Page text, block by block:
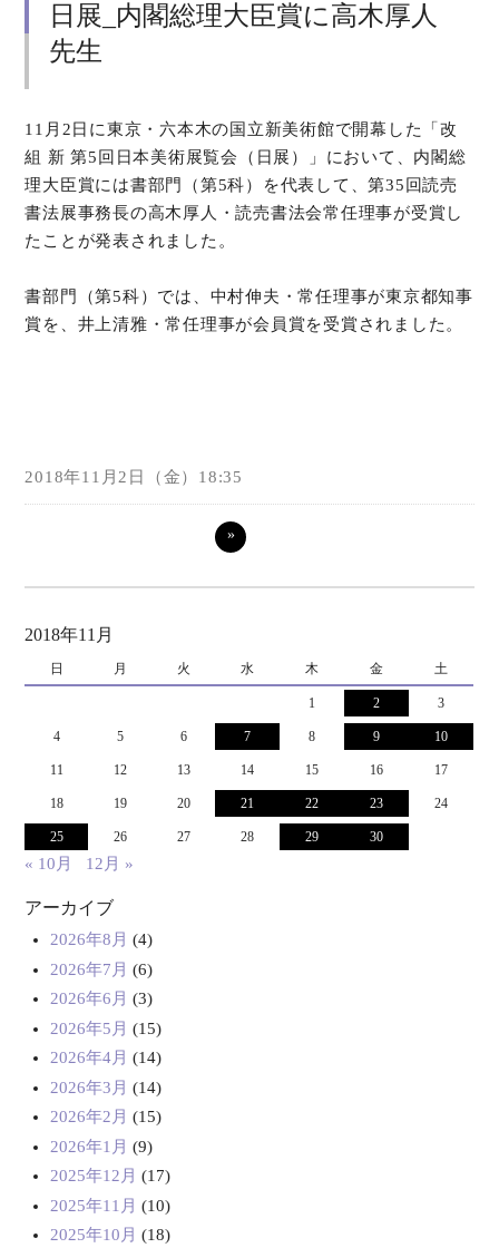
日展_内閣総理大臣賞に高木厚人
先生
11月2日に東京・六本木の国立新美術館で開幕した「改
組 新 第5回日本美術展覧会（日展）」において、内閣総
理大臣賞には書部門（第5科）を代表して、第35回読売
書法展事務長の高木厚人・読売書法会常任理事が受賞し
たことが発表されました。
書部門（第5科）では、中村伸夫・常任理事が東京都知事
賞を、井上清雅・常任理事が会員賞を受賞されました。
2018年11月2日（金）18:35
»
2018年11月
日 月 火 水 木 金 土
1 2 3
4 5 6 7 8 9 10
11 12 13 14 15 16 17
18 19 20 21 22 23 24
25 26 27 28 29 30
« 10月 12月 »
アーカイブ
2026年8月 (4)
2026年7月 (6)
2026年6月 (3)
2026年5月 (15)
2026年4月 (14)
2026年3月 (14)
2026年2月 (15)
2026年1月 (9)
2025年12月 (17)
2025年11月 (10)
2025年10月 (18)